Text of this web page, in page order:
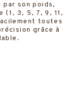
par son poids,
(1, 3, 5, 7, 9, 11,
toutes
grâce à